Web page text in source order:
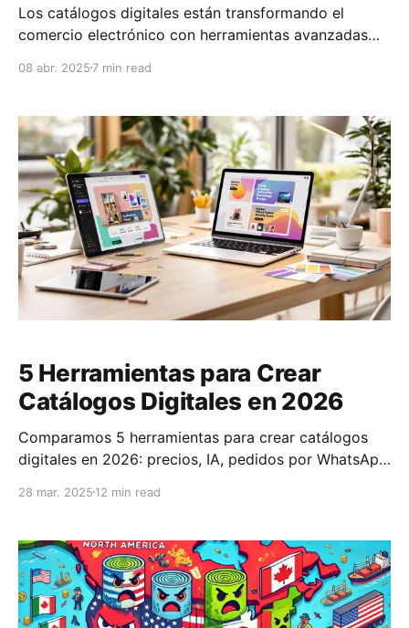
Los catálogos digitales están transformando el
comercio electrónico con herramientas avanzadas
(IA) y plataformas interactivas.
08 abr. 2025 7 min read
5 Herramientas para Crear
Catálogos Digitales en 2026
Comparamos 5 herramientas para crear catálogos
digitales en 2026: precios, IA, pedidos por WhatsApp
28 mar. 2025 12 min read